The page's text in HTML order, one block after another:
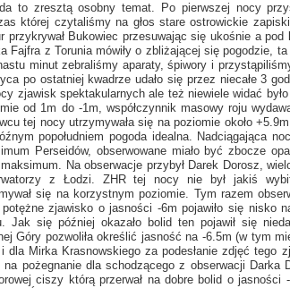
to zresztą osobny temat. Po pierwszej nocy
której czytaliśmy na głos stare ostrowickie
przykrywał Bukowiec przesuwając się ukośnie a
Fajfra z Torunia mówiły o zbliżającej się pogodzie,
minut zebraliśmy aparaty, śpiwory i
po ostatniej kwadrze udało się przez niecałe 3
zjawisk spektakularnych ale też niewiele widać
od 1m do -1m, współczynnik masowy roju
tej nocy utrzymywała się na poziomie około
popołudniem pogoda idealna. Nadciągająca
Perseidów, obserwowane miało być zbocze
Na obserwacje przybył Darek Dorosz,
z Łodzi. ZHR tej nocy nie był jakiś
się na korzystnym poziomie. Tym razem
zjawisko o jasności -6m pojawiło się nisko
Jak się później okazało bolid ten pojawił się
Góry pozwoliła określić jasność na -6.5m (w tym
dla Mirka Krasnowskiego za podesłanie zdjęć tego
na pożegnanie dla schodzącego z obserwacji Darka
ciszy którą przerwał na dobre bolid o jasności